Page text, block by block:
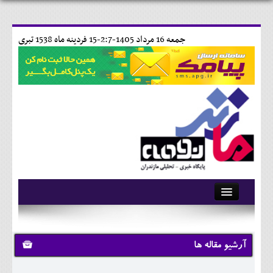
15 فردينه ماه 1538 تبری جمعه 16 مرداد 1405-2:7-
آرشیو
تماس با ما
وبلاگ
آرشیو مقاله ها